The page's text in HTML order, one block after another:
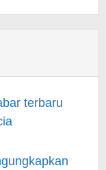
terbaru